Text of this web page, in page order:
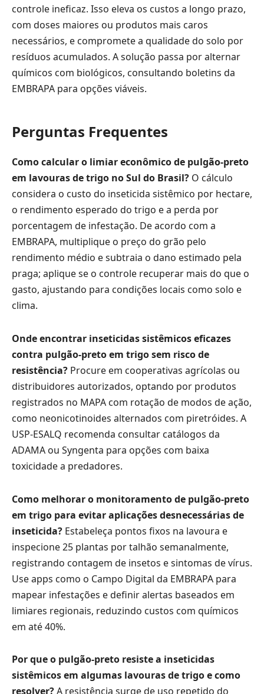
controle ineficaz. Isso eleva os custos a longo prazo,
com doses maiores ou produtos mais caros
necessários, e compromete a qualidade do solo por
resíduos acumulados. A solução passa por alternar
químicos com biológicos, consultando boletins da
EMBRAPA para opções viáveis.
Perguntas Frequentes
Como calcular o limiar econômico de pulgão-preto
em lavouras de trigo no Sul do Brasil? O cálculo
considera o custo do inseticida sistêmico por hectare,
o rendimento esperado do trigo e a perda por
porcentagem de infestação. De acordo com a
EMBRAPA, multiplique o preço do grão pelo
rendimento médio e subtraia o dano estimado pela
praga; aplique se o controle recuperar mais do que o
gasto, ajustando para condições locais como solo e
clima.
Onde encontrar inseticidas sistêmicos eficazes
contra pulgão-preto em trigo sem risco de
resistência? Procure em cooperativas agrícolas ou
distribuidores autorizados, optando por produtos
registrados no MAPA com rotação de modos de ação,
como neonicotinoides alternados com piretróides. A
USP-ESALQ recomenda consultar catálogos da
ADAMA ou Syngenta para opções com baixa
toxicidade a predadores.
Como melhorar o monitoramento de pulgão-preto
em trigo para evitar aplicações desnecessárias de
inseticida? Estabeleça pontos fixos na lavoura e
inspecione 25 plantas por talhão semanalmente,
registrando contagem de insetos e sintomas de vírus.
Use apps como o Campo Digital da EMBRAPA para
mapear infestações e definir alertas baseados em
limiares regionais, reduzindo custos com químicos
em até 40%.
Por que o pulgão-preto resiste a inseticidas
sistêmicos em algumas lavouras de trigo e como
resolver?A resistência surge de uso repetido do